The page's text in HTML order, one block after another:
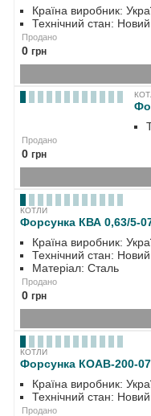
Країна виробник:
Технічний стан: Новий
Продано
0 грн
Продано
0 грн
КОТЛИ
Форсунка КВА 0,63/5-
Країна виробник:
Технічний стан: Новий
Матеріал: Сталь
Продано
0 грн
КОТЛИ
Форсунка КОАВ-200-
Країна виробник:
Технічний стан: Новий
Продано